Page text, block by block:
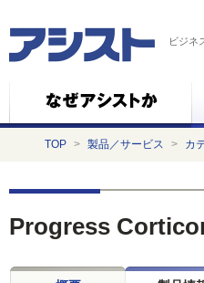
ビジネ
TOP > 製品／サービス > カ
Progress